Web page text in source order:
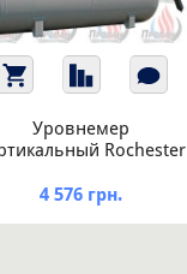
Уровнемер
Rochester
диаметром 1600 мм
4 576 грн.